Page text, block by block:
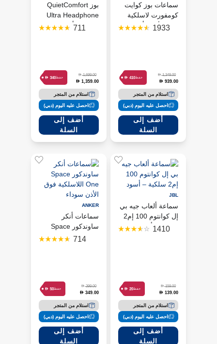
سماعات بوز كوايت
كومفورت لاسلكية
فوق الأذن - أسود
1933
D1,349.00
D 939.00
حفظ D 410
استلام من المتجر
احصل عليه اليوم (دبي)
أضف إلى
السلة
بوز QuietComfort
Ultra Headphone
سماعة رأس، لون
711
D1,699.00
D 1,359.00
حفظ D 340
استلام من المتجر
احصل عليه اليوم (دبي)
أضف إلى
السلة
JBL
سماعة ألعاب جيه بي
إل كوانتوم 100 إم2
سلكية – أسود
1410
D159.00
D 139.00
حفظ D 20
استلام من المتجر
احصل عليه اليوم (دبي)
أضف إلى
السلة
ANKER
سماعات أنكر
ساوندكور Space
One اللاسلكية فوق
714
D399.00
D 349.00
حفظ D 50
استلام من المتجر
احصل عليه اليوم (دبي)
أضف إلى
السلة